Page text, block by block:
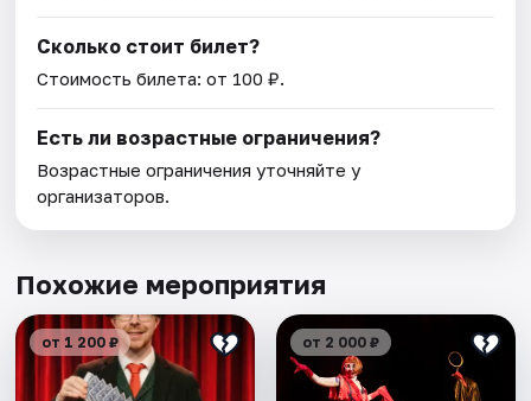
Сколько стоит билет?
Стоимость билета: от 100 ₽.
Есть ли возрастные ограничения?
Возрастные ограничения уточняйте у
организаторов.
Похожие мероприятия
от 1 200 ₽ от 2 000 ₽